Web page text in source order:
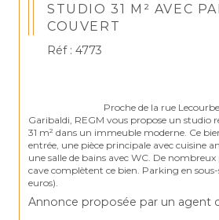
STUDIO 31 M² AVEC
COUVERT
Réf : 4773
Garibaldi, REGM vous propose un studio
31 m² dans un immeuble moderne. Ce
entrée, une pièce principale avec cuisine
une salle de bains avec WC. De
cave complètent ce bien. Parking en
Annonce proposée par un agent